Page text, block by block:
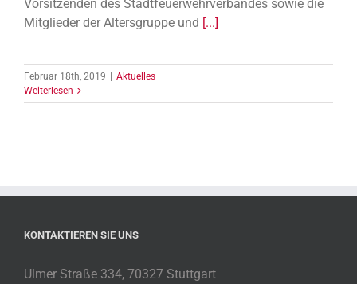
Vorsitzenden des Stadtfeuerwehrverbandes sowie die
Mitglieder der Altersgruppe und [...]
Februar 18th, 2019
Aktuelles
Weiterlesen
KONTAKTIEREN SIE UNS
Ulmer Straße 334, 70327 Stuttgart